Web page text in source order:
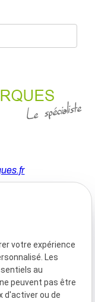
à 18h00
votre expérience
Les
au
peuvent pas être
d'activer ou de